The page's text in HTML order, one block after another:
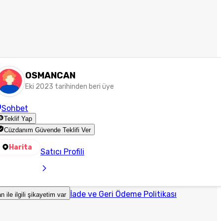
OSMANCAN
Eki 2023 tarihinden beri üye
Sohbet
Teklif Yap
Cüzdanım Güvende Teklifi Ver
Harita Satıcı Profili
ile ilgili şikayetim var İade ve Geri Ödeme Politikası